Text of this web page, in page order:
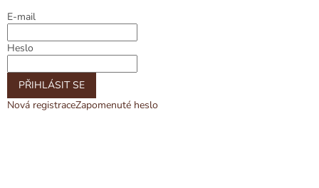
E-mail
Heslo
PŘIHLÁSIT SE
Nová registraceZapomenuté heslo